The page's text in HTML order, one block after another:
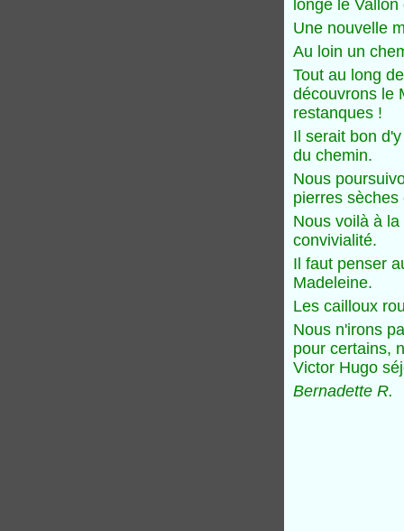
longe le
Une nouvelle
Au loin un
Tout au long
découvrons le
restanques !
Il serait bon
du chemin.
Nous
pierres
Nous voilà à
convivialité.
Il faut penser
Madeleine.
Les cailloux
Nous n'irons
pour certains,
Victor Hugo
Bernadette R.